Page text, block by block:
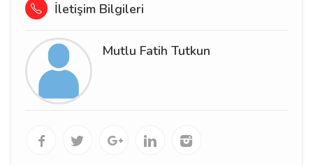
İletişim Bilgileri
Mutlu Fatih Tutkun